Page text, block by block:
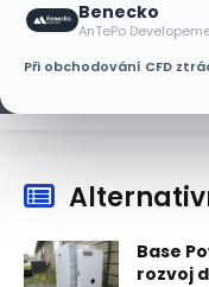
Benecko
AnTePo
Při obchodování CFD
AT&T a
Base
rozvoj